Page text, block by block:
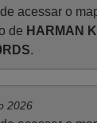
100%.
acessar o
de HARMAN
.
2026